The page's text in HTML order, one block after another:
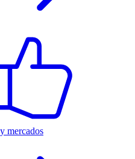
mercados